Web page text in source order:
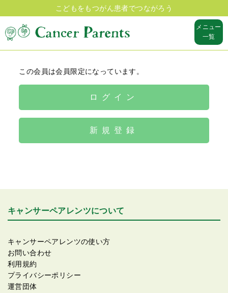
こどもをもつがん患者でつながろう
メニュー
一覧
この会員は会員限定になっています。
ログイン
新規登録
キャンサーペアレンツについて
キャンサーペアレンツの使い方
お問い合わせ
利用規約
プライバシーポリシー
運営団体